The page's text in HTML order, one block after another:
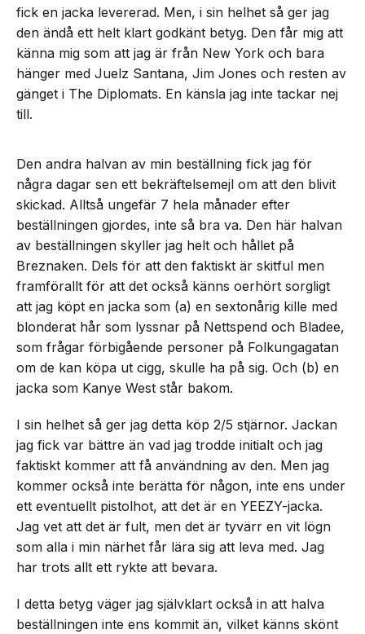
fick en jacka levererad. Men, i sin helhet så ger jag
den ändå ett helt klart godkänt betyg. Den får mig att
känna mig som att jag är från New York och bara
hänger med Juelz Santana, Jim Jones och resten av
gänget i The Diplomats. En känsla jag inte tackar nej
till.
Den andra halvan av min beställning fick jag för
några dagar sen ett bekräftelsemejl om att den blivit
skickad. Alltså ungefär 7 hela månader efter
beställningen gjordes, inte så bra va. Den här halvan
av beställningen skyller jag helt och hållet på
Breznaken. Dels för att den faktiskt är skitful men
framförallt för att det också känns oerhört sorgligt
att jag köpt en jacka som (a) en sextonårig kille med
blonderat hår som lyssnar på Nettspend och Bladee,
som frågar förbigående personer på Folkungagatan
om de kan köpa ut cigg, skulle ha på sig. Och (b) en
jacka som Kanye West står bakom.
I sin helhet så ger jag detta köp 2/5 stjärnor. Jackan
jag fick var bättre än vad jag trodde initialt och jag
faktiskt kommer att få användning av den. Men jag
kommer också inte berätta för någon, inte ens under
ett eventuellt pistolhot, att det är en YEEZY-jacka.
Jag vet att det är fult, men det är tyvärr en vit lögn
som alla i min närhet får lära sig att leva med. Jag
har trots allt ett rykte att bevara.
I detta betyg väger jag självklart också in att halva
beställningen inte ens kommit än, vilket känns skönt